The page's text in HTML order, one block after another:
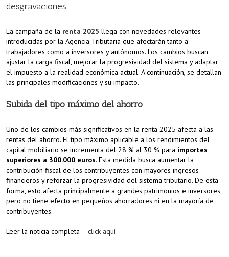
desgravaciones
La campaña de la renta 2025 llega con novedades relevantes
introducidas por la Agencia Tributaria que afectarán tanto a
trabajadores como a inversores y autónomos. Los cambios buscan
ajustar la carga fiscal, mejorar la progresividad del sistema y adaptar
el impuesto a la realidad económica actual. A continuación, se detallan
las principales modificaciones y su impacto.
Subida del tipo máximo del ahorro
Uno de los cambios más significativos en la renta 2025 afecta a las
rentas del ahorro. El tipo máximo aplicable a los rendimientos del
capital mobiliario se incrementa del 28 % al 30 % para importes
superiores a 300.000 euros. Esta medida busca aumentar la
contribución fiscal de los contribuyentes con mayores ingresos
financieros y reforzar la progresividad del sistema tributario. De esta
forma, esto afecta principalmente a grandes patrimonios e inversores,
pero no tiene efecto en pequeños ahorradores ni en la mayoría de
contribuyentes.
Leer la noticia completa – click aquí